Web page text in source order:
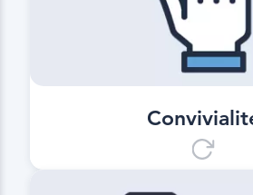
Utilisation sans
suffit de télécharger
de l’utiliser lors du
transport.